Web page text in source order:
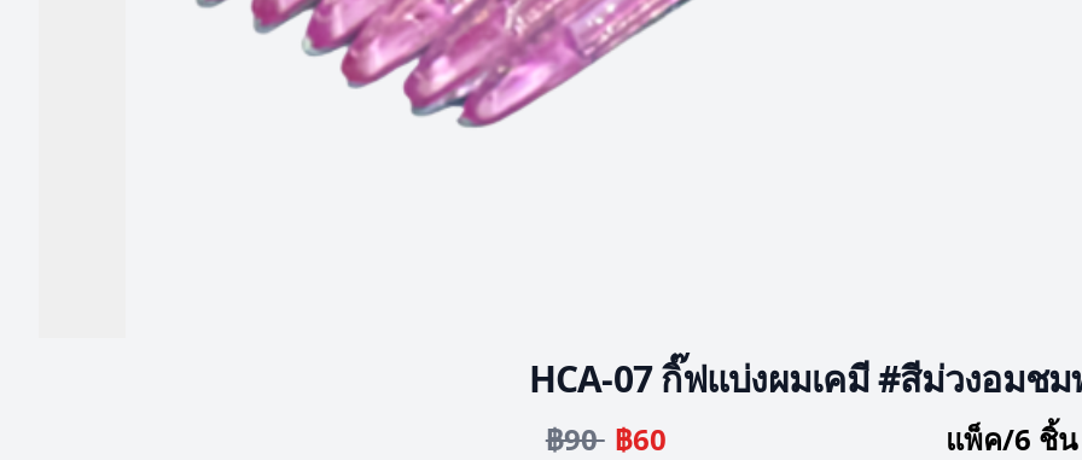
HCA-07 กิ๊ฟแบ่งผมเคมี #สีม่วงอมช
฿90 ฿60 แพ็ค/6 ชิ้น